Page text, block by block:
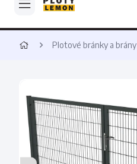
Plotové bránky a brány